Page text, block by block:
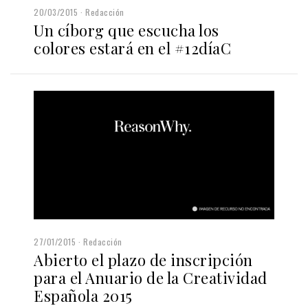
20/03/2015 Redacción
Un cíborg que escucha los
colores estará en el #12díaC
27/01/2015 Redacción
Abierto el plazo de inscripción
para el Anuario de la Creatividad
Española 2015